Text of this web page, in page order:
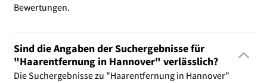
Bewertungen.
Sind die Angaben der Suchergebnisse für
"Haarentfernung in Hannover" verlässlich?
Die Suchergebnisse zu "Haarentfernung in Hannover"